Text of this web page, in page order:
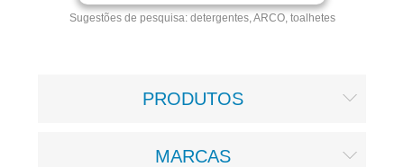
Sugestões de pesquisa:detergentes, ARCO, toalhetes
PRODUTOS
MARCAS